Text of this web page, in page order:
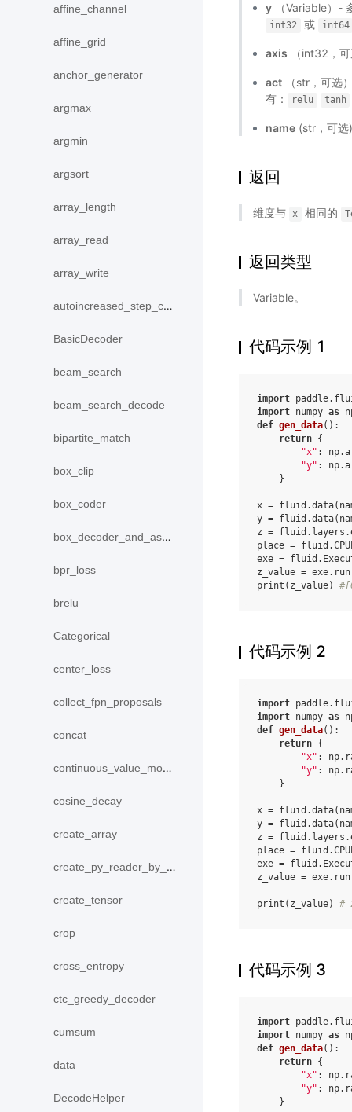
affine_channel
affine_grid
anchor_generator
argmax
argmin
argsort
array_length
array_read
array_write
autoincreased_step_counter
BasicDecoder
beam_search
beam_search_decode
bipartite_match
box_clip
box_coder
box_decoder_and_assign
bpr_loss
brelu
Categorical
center_loss
collect_fpn_proposals
concat
continuous_value_model
cosine_decay
create_array
create_py_reader_by_data
create_tensor
crop
cross_entropy
ctc_greedy_decoder
cumsum
data
DecodeHelper
y （Variable）-
int32 或 int64
axis （int32，
act （str，可选
有：
relu tanh
name (str，可
返回
维度与 x 相同的
返回类型
Variable。
代码示例 1
import
import numpy as
def gen_data():
return {
"x" : np.
"y" : np.
}
x = fluid .data(
y = fluid .data(
z = fluid . layers .
place = fluid .
exe = fluid .
z_value = exe. run
print ( z_value)
代码示例 2
import
import numpy as
def gen_data():
return {
"x" : np.
"y" : np.
}
x = fluid .data(
y = fluid .data(
z = fluid . layers .
place = fluid .
exe = fluid .
z_value = exe. run
print ( z_value) #
代码示例 3
import
import numpy as
def gen_data():
return {
"x" : np.
"y" : np.
}